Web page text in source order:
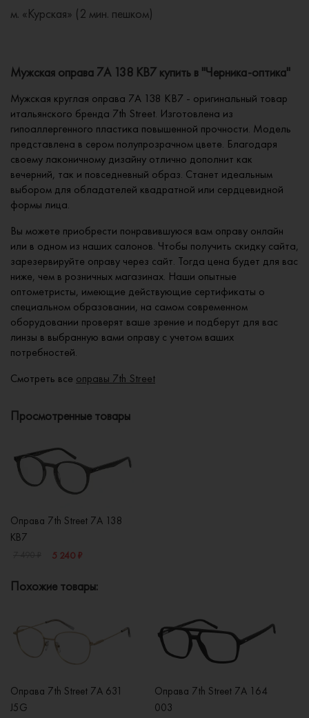
м. «Курская» (2 мин. пешком)
Мужская оправа 7A 138 KB7 купить в "Черника-оптика"
Мужская круглая оправа 7A 138 KB7 - оригинальный товар
итальянского бренда 7th Street. Изготовлена из
гипоаллергенного пластика повышенной прочности. Модель
представлена в сером полупрозрачном цвете. Благодаря
своему лаконичному дизайну отлично дополнит как
вечерний, так и повседневный образ. Станет идеальным
выбором для обладателей квадратной или сердцевидной
формы лица.
Вы можете приобрести понравившуюся вам оправу онлайн
или в одном из наших салонов. Чтобы получить скидку сайта,
зарезервируйте оправу через сайт. Тогда цена будет для вас
ниже, чем в розничных магазинах. Наши опытные
оптометристы, имеющие действующие сертификаты о
специальном образовании, на самом современном
оборудовании проверят ваше зрение и подберут для вас
линзы в выбранную вами оправу с учетом ваших
потребностей.
Смотреть все оправы 7th Street
Просмотренные товары
Оправа 7th Street 7A 138
KB7
5 240 ₽
Похожие товары:
Оправа 7th Street 7A 631
J5G
Оправа 7th Street 7A 164
003